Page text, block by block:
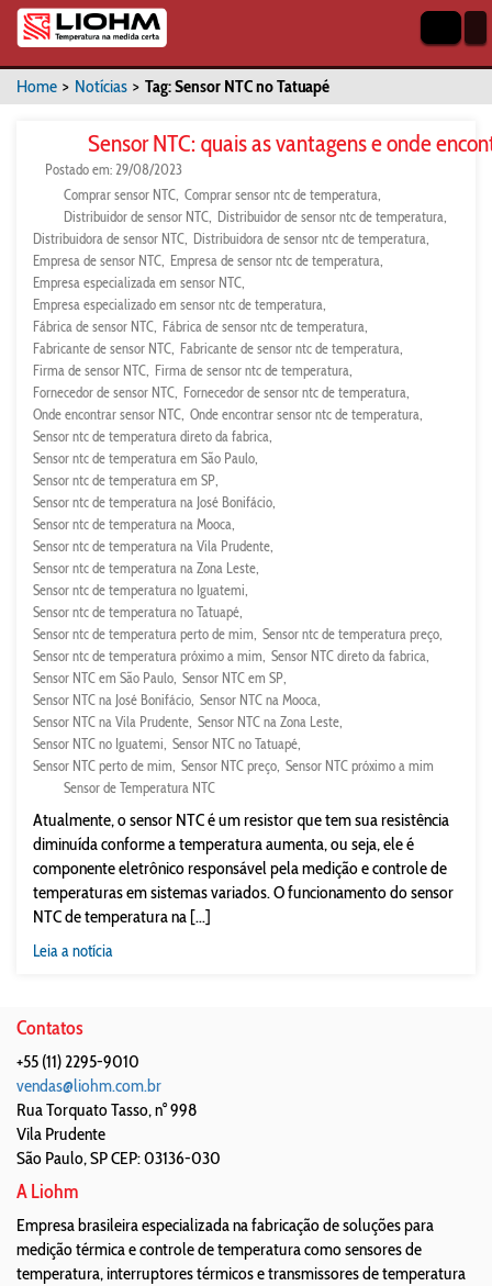
Home > Notícias > Tag: Sensor NTC no Tatuapé
Sensor NTC: quais as vantagens e onde
Postado em: 29/08/2023
Comprar sensor NTC Comprar sensor ntc de temperatura
Distribuidor de sensor NTC Distribuidor de sensor ntc de temperatura
Distribuidora de sensor NTC Distribuidora de sensor ntc de temperatura
Empresa de sensor NTC Empresa de sensor ntc de temperatura
Empresa especializada em sensor NTC
Empresa especializado em sensor ntc de temperatura
Fábrica de sensor NTC Fábrica de sensor ntc de temperatura
Fabricante de sensor NTC Fabricante de sensor ntc de temperatura
Firma de sensor NTC Firma de sensor ntc de temperatura
Fornecedor de sensor NTC Fornecedor de sensor ntc de temperatura
Onde encontrar sensor NTC Onde encontrar sensor ntc de temperatura
Sensor ntc de temperatura direto da fabrica
Sensor ntc de temperatura em São Paulo
Sensor ntc de temperatura em SP
Sensor ntc de temperatura na José Bonifácio
Sensor ntc de temperatura na Mooca
Sensor ntc de temperatura na Vila Prudente
Sensor ntc de temperatura na Zona Leste
Sensor ntc de temperatura no Iguatemi
Sensor ntc de temperatura no Tatuapé
Sensor ntc de temperatura perto de mim Sensor ntc de temperatura preço
Sensor ntc de temperatura próximo a mim Sensor NTC direto da fabrica
Sensor NTC em São Paulo Sensor NTC em SP
Sensor NTC na José Bonifácio Sensor NTC na Mooca
Sensor NTC na Vila Prudente Sensor NTC na Zona Leste
Sensor NTC no Iguatemi Sensor NTC no Tatuapé
Sensor NTC perto de mim Sensor NTC preço Sensor NTC próximo a mim
Sensor de Temperatura NTC
Atualmente, o sensor NTC é um resistor que tem sua resistência
diminuída conforme a temperatura aumenta, ou seja, ele é
componente eletrônico responsável pela medição e controle de
temperaturas em sistemas variados. O funcionamento do sensor
NTC de temperatura na [...]
Leia a notícia
Contatos
+55 (11) 2295-9010
vendas@liohm.com.br
Rua Torquato Tasso, n° 998
Vila Prudente
São Paulo,SPCEP: 03136-030
A Liohm
Empresa brasileira especializada na fabricação de soluções para
medição térmica e controle de temperatura como sensores de
temperatura, interruptores térmicos e transmissores de temperatura